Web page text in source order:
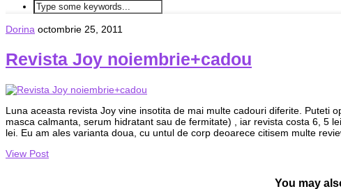
Dorina octombrie 25, 2011
Revista Joy noiembrie+cadou
Luna aceasta revista Joy vine insotita de mai multe cadouri diferite. Puteti
masca calmanta, serum hidratant sau de fermitate) , iar revista costa 6, 5
lei. Eu am ales varianta doua, cu untul de corp deoarece citisem multe
View Post
You may